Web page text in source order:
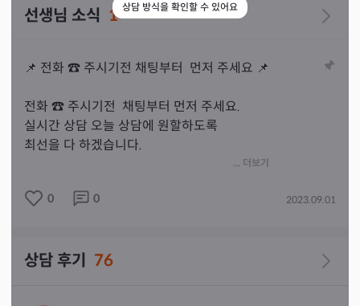
상담 방식을 확인할 수 있어요
선생님 소식 1
📌 전화 ☎️ 주시기전 채팅부터  먼저 주세요 📌
전화 ☎️ 주시기전  채팅부터 먼저 주세요.
실시간 상담 오늘 상담에 원할하도록
최선을 다 하겠습니다.
상담중 /기도중 /일사중  바로 답변 드리기
... 더보기
0 0 2023.09.01
상담 후기 76